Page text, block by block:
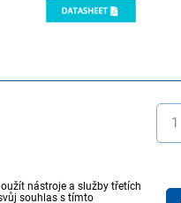
1
nástroje a služby třetích
souhlas s tímto